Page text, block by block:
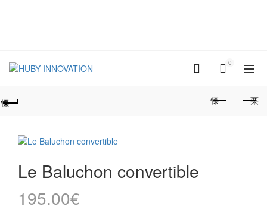
0
Le Baluchon convertible
195.00€